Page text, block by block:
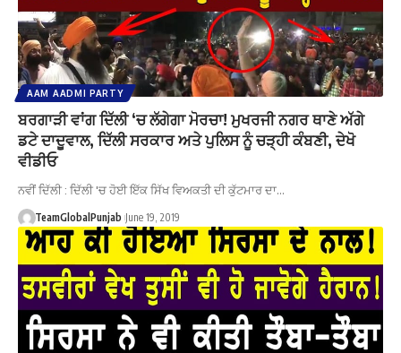
AAM AADMI PARTY
ਬਰਗਾੜੀ ਵਾਂਗ ਦਿੱਲੀ ‘ਚ ਲੱਗੇਗਾ ਮੋਰਚਾ! ਮੁਖਰਜੀ ਨਗਰ ਥਾਣੇ ਅੱਗੇ
ਡਟੇ ਦਾਦੂਵਾਲ, ਦਿੱਲੀ ਸਰਕਾਰ ਅਤੇ ਪੁਲਿਸ ਨੂੰ ਚੜ੍ਹੀ ਕੰਬਣੀ, ਦੇਖੋ
ਵੀਡੀਓ
ਨਵੀਂ ਦਿੱਲੀ : ਦਿੱਲੀ 'ਚ ਹੋਈ ਇੱਕ ਸਿੱਖ ਵਿਅਕਤੀ ਦੀ ਕੁੱਟਮਾਰ ਦਾ…
TeamGlobalPunjab June 19, 2019